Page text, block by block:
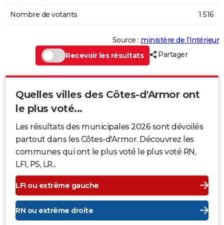
Nombre de votants 1 516
Source : ministère de l’Intérieur
Recevoir les résultats
Partager
Quelles villes des Côtes-d'Armor ont
le plus voté...
Les résultats des municipales 2026 sont dévoilés
partout dans les Côtes-d'Armor. Découvrez les
communes qui ont le plus voté le plus voté RN,
LFI, PS, LR...
LFI ou extrême gauche
RN ou extrême droite